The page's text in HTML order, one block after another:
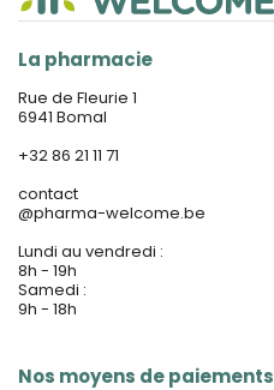
La pharmacie
Rue de Fleurie 1
6941 Bomal
+32 86 21 11 71
contact
@pharma-welcome.be
Lundi au vendredi :
8h - 19h
Samedi :
9h - 18h
Nos moyens de paiements